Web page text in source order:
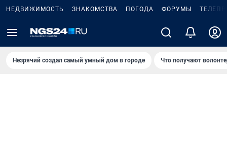
НЕДВИЖИМОСТЬ ЗНАКОМСТВА ПОГОДА ФОРУМЫ
Незрячий создал самый умный дом в городе Что получают